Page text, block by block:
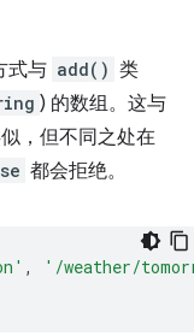
式与 add() 类
) 的数组。这与
，但不同之处在
都会拒绝。
,
'/weather/